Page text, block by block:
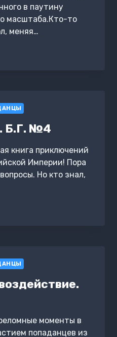
в паутину
масштаба.Кто-то
меняя…
Б.Г. №4
книга приключений
Империи! Пора
Но кто знал,
моменты в
попаданцев из